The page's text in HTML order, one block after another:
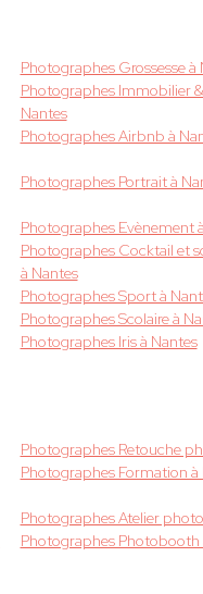
Photographes Grossesse à
Photographes Immobilier
Nantes
Photographes Airbnb à
Photographes Portrait à
Photographes Evènement
Photographes Cocktail et
à Nantes
Photographes Sport à
Photographes Scolaire à
Photographes Iris à Nantes
Photographes Retouche
Photographes Formation à
Photographes Atelier
Photographes Photobooth